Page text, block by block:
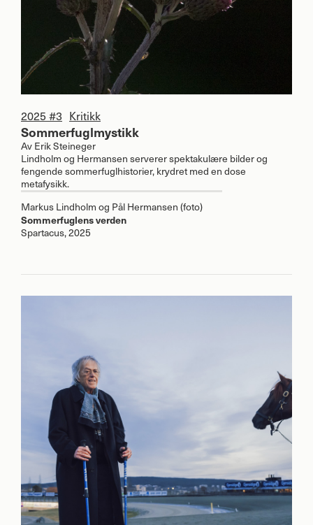
2025 #3 Kritikk
Sommerfuglmystikk
Av Erik Steineger
Lindholm og Hermansen serverer spektakulære bilder og
fengende sommerfuglhistorier, krydret med en dose
metafysikk.
Markus Lindholm og Pål Hermansen (foto)
Sommerfuglens verden
Spartacus, 2025